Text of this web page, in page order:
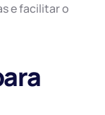
e facilitar o